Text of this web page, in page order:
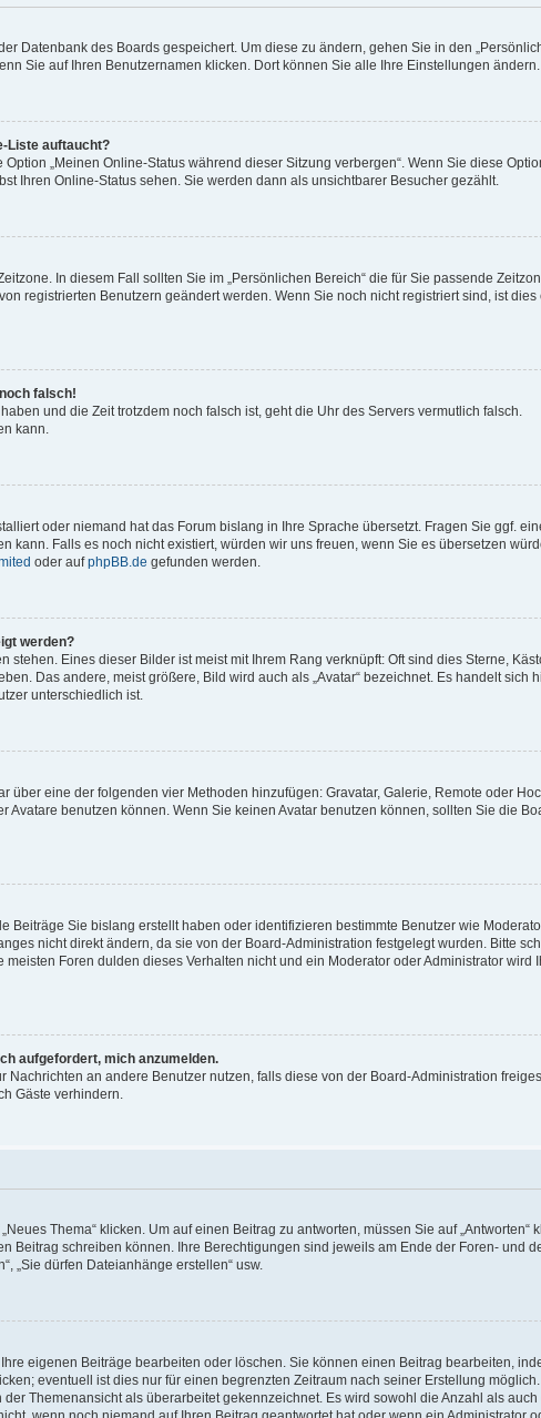
Datenbank des Boards gespeichert. Um diese zu ändern, gehen Sie in den
Sie auf Ihren Benutzernamen klicken. Dort können Sie alle Ihre Einstellungen ändern.
Liste auftaucht?
„Meinen Online-Status während dieser Sitzung verbergen“. Wenn Sie diese
Ihren Online-Status sehen. Sie werden dann als unsichtbarer Besucher gezählt.
In diesem Fall sollten Sie im „Persönlichen Bereich“ die für Sie passende
registrierten Benutzern geändert werden. Wenn Sie noch nicht registriert sind, ist dies
falsch!
und die Zeit trotzdem noch falsch ist, geht die Uhr des Servers vermutlich falsch.
kann.
oder niemand hat das Forum bislang in Ihre Sprache übersetzt. Fragen Sie ggf.
kann. Falls es noch nicht existiert, würden wir uns freuen, wenn Sie es übersetzen
oder aufphpBB.de gefunden werden.
werden?
Eines dieser Bilder ist meist mit Ihrem Rang verknüpft: Oft sind dies Sterne,
Das andere, meist größere, Bild wird auch als „Avatar“ bezeichnet. Es handelt sich
unterschiedlich ist.
über eine der folgenden vier Methoden hinzufügen: Gravatar, Galerie, Remote oder
Avatare benutzen können. Wenn Sie keinen Avatar benutzen können, sollten Sie die
Beiträge Sie bislang erstellt haben oder identifizieren bestimmte Benutzer wie
nicht direkt ändern, da sie von der Board-Administration festgelegt wurden. Bitte
Foren dulden dieses Verhalten nicht und ein Moderator oder Administrator wird
aufgefordert, mich anzumelden.
an andere Benutzer nutzen, falls diese von der Board-Administration
Gäste verhindern.
Thema“ klicken. Um auf einen Beitrag zu antworten, müssen Sie auf „Antworten“
Beitrag schreiben können. Ihre Berechtigungen sind jeweils am Ende der Foren- und
„Sie dürfen Dateianhänge erstellen“ usw.
eigenen Beiträge bearbeiten oder löschen. Sie können einen Beitrag bearbeiten,
eventuell ist dies nur für einen begrenzten Zeitraum nach seiner Erstellung
Themenansicht als überarbeitet gekennzeichnet. Es wird sowohl die Anzahl als auch